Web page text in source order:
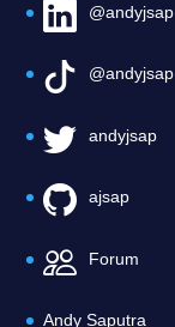
@andyjsap
@andyjsap
andyjsap
ajsap
Forum
Andy Saputra